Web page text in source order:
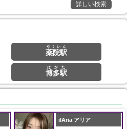
詳しい検索
薬院駅
やくいん
博多駅
はかた
ilAria アリア